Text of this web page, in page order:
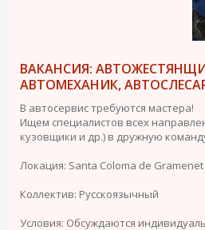
ВАКАНСИЯ:
АВТОМЕХАНИК,
В автосервис требуются мастера!
Ищем специалистов всех
кузовщики и др.) в дружную
Локация: Santa Coloma de Gramenet
Коллектив: Русскоязычный
Условия: Обсуждаются